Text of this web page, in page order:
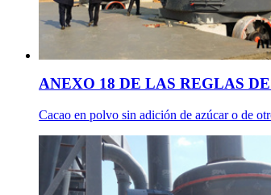
ANEXO 18 DE LAS REGLAS
Cacao en polvo sin adición de azúcar o de